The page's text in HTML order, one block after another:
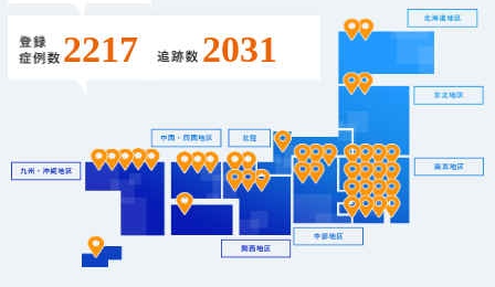
2217 2031